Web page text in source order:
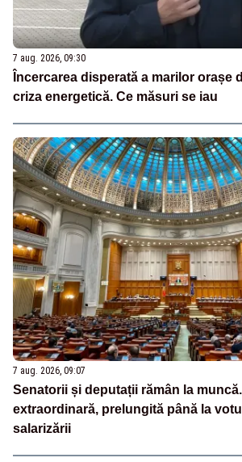
7 aug. 2026, 09:30
Încercarea disperată a marilor orașe
criza energetică. Ce măsuri se iau
7 aug. 2026, 09:07
Senatorii și deputații rămân la
extraordinară, prelungită până la
salarizării